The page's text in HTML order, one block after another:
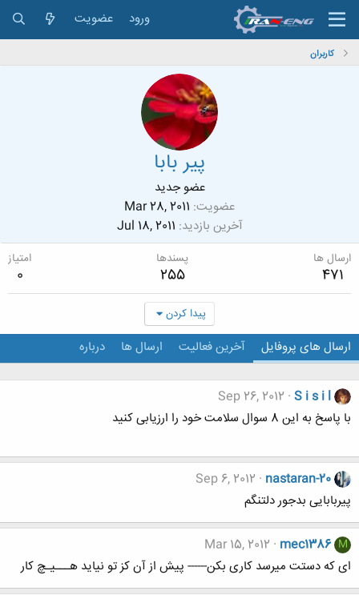
ورود عضویت
کاربران
پیر بابا
عضو جدید
عضویت Mar 28, 2011
آخرین بازدید Jul 18, 2011
ارسال ها
471
پسندها
255
امتیاز
0
پیدا کردن
ارسال های پروفایل آخرین فعالیت ارسال ها درباره
S i s i l
Sep 26, 2012
با پاسخ به این 8 سوال سلامت خود را ارزیابی کنید
nastaran-20
Sep 6, 2012
پیربابایی بدجور دلتنگم
M
mec1386
Mar 15, 2012
ای که دستت میرسد کاری بکن------ پیش از آن کز تو نیاید هـــیـچ کار